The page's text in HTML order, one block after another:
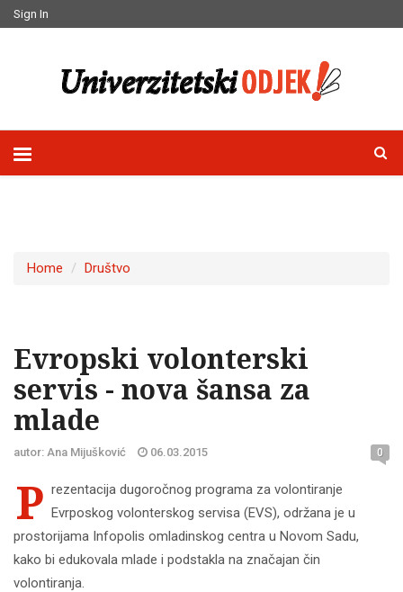
Sign In
Home Društvo
Evropski volonterski
servis - nova šansa za
mlade
autor: Ana Mijušković 06.03.2015 0
P rezentacija dugoročnog programa za volontiranje
Evrposkog volonterskog servisa (EVS), održana je u
prostorijama Infopolis omladinskog centra u Novom Sadu,
kako bi edukovala mlade i podstakla na značajan čin
volontiranja.